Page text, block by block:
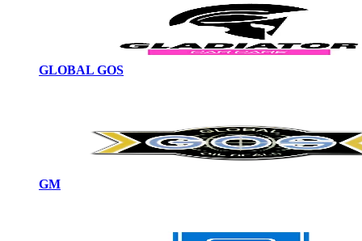
GLOBAL GOS
GM